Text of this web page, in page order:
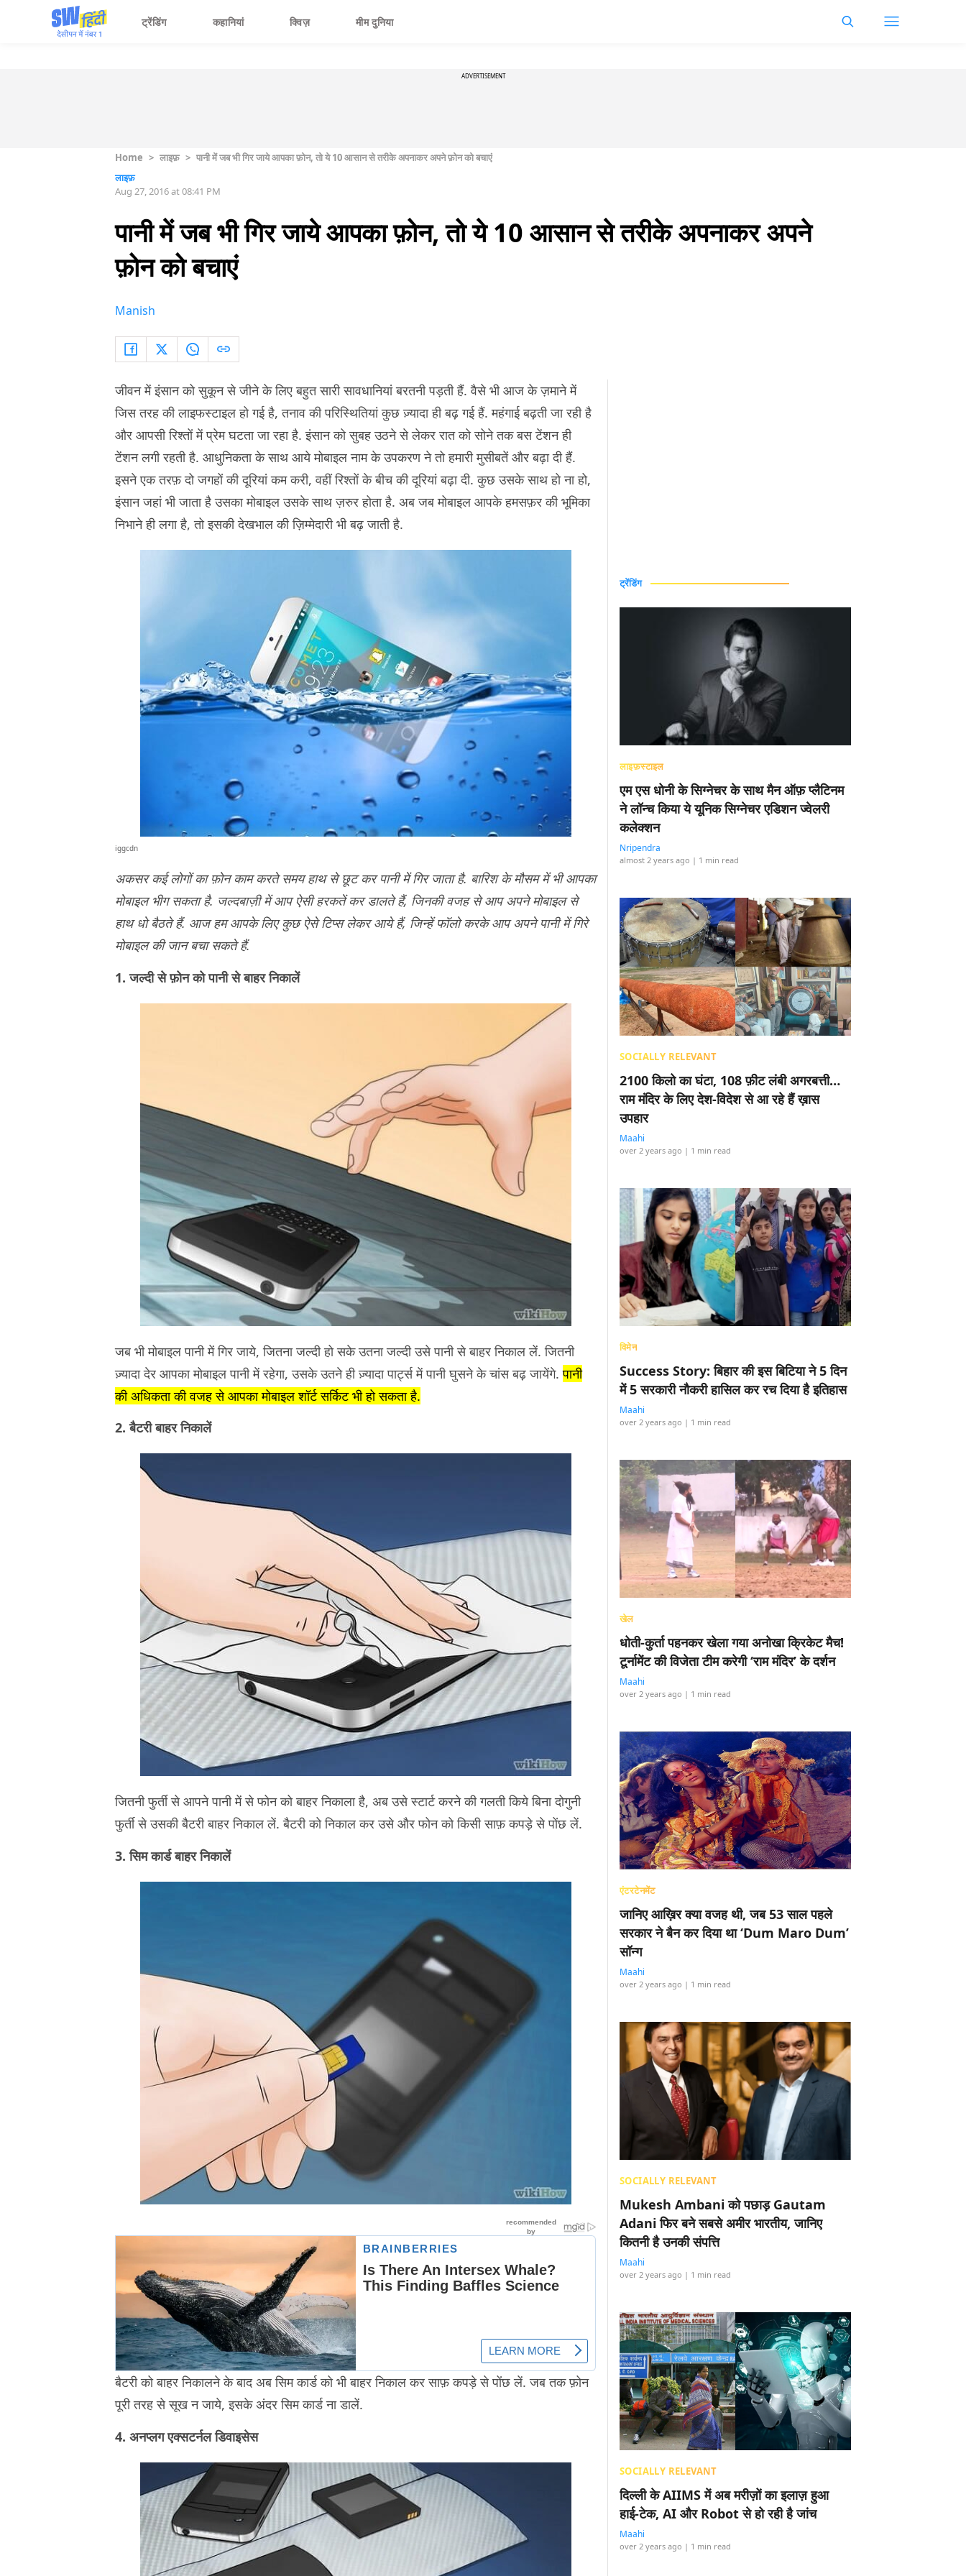
ट्रेंडिंग कहानियां क्विज़ मीम दुनिया
ADVERTISEMENT
Home > लाइफ़ > पानी में जब भी गिर जाये आपका फ़ोन, तो ये 10 आसान से तरीके अपनाकर अपने फ़ोन को बचाएं
लाइफ़
Aug 27, 2016 at 08:41 PM
पानी में जब भी गिर जाये आपका फ़ोन, तो ये 10 आसान से तरीके अपनाकर अपने
फ़ोन को बचाएं
Manish
जीवन में इंसान को सुकून से जीने के लिए बहुत सारी सावधानियां बरतनी पड़ती हैं. वैसे भी आज के ज़माने में
जिस तरह की लाइफस्टाइल हो गई है, तनाव की परिस्थितियां कुछ ज़्यादा ही बढ़ गई हैं. महंगाई बढ़ती जा रही है
और आपसी रिश्तों में प्रेम घटता जा रहा है. इंसान को सुबह उठने से लेकर रात को सोने तक बस टेंशन ही
टेंशन लगी रहती है. आधुनिकता के साथ आये मोबाइल नाम के उपकरण ने तो हमारी मुसीबतें और बढ़ा दी हैं.
इसने एक तरफ़ दो जगहों की दूरियां कम करी, वहीं रिश्तों के बीच की दूरियां बढ़ा दी. कुछ उसके साथ हो ना हो,
इंसान जहां भी जाता है उसका मोबाइल उसके साथ ज़रुर होता है. अब जब मोबाइल आपके हमसफ़र की भूमिका
निभाने ही लगा है, तो इसकी देखभाल की ज़िम्मेदारी भी बढ़ जाती है.
iggcdn
अकसर कई लोगों का फ़ोन काम करते समय हाथ से छूट कर पानी में गिर जाता है. बारिश के मौसम में भी आपका
मोबाइल भीग सकता है. जल्दबाज़ी में आप ऐसी हरकतें कर डालते हैं, जिनकी वजह से आप अपने मोबाइल से
हाथ धो बैठते हैं. आज हम आपके लिए कुछ ऐसे टिप्स लेकर आये हैं, जिन्हें फॉलो करके आप अपने पानी में गिरे
मोबाइल की जान बचा सकते हैं.
1. जल्दी से फ़ोन को पानी से बाहर निकालें
जब भी मोबाइल पानी में गिर जाये, जितना जल्दी हो सके उतना जल्दी उसे पानी से बाहर निकाल लें. जितनी
ज़्यादा देर आपका मोबाइल पानी में रहेगा, उसके उतने ही ज़्यादा पार्ट्स में पानी घुसने के चांस बढ़ जायेंगे.पानी
की अधिकता की वजह से आपका मोबाइल शॉर्ट सर्किट भी हो सकता है.
2. बैटरी बाहर निकालें
जितनी फुर्ती से आपने पानी में से फोन को बाहर निकाला है, अब उसे स्टार्ट करने की गलती किये बिना दोगुनी
फुर्ती से उसकी बैटरी बाहर निकाल लें. बैटरी को निकाल कर उसे और फोन को किसी साफ़ कपड़े से पोंछ लें.
3. सिम कार्ड बाहर निकालें
बैटरी को बाहर निकालने के बाद अब सिम कार्ड को भी बाहर निकाल कर साफ़ कपड़े से पोंछ लें. जब तक फ़ोन
पूरी तरह से सूख न जाये, इसके अंदर सिम कार्ड ना डालें.
4. अनप्लग एक्सटर्नल डिवाइसेस
ट्रेंडिंग
लाइफ़स्टाइल
एम एस धोनी के सिग्नेचर के साथ मैन ऑफ़ प्लैटिनम
ने लॉन्च किया ये यूनिक सिग्नेचर एडिशन ज्वेलरी
कलेक्शन
Nripendra
almost 2 years ago | 1 min read
SOCIALLY RELEVANT
2100 किलो का घंटा, 108 फ़ीट लंबी अगरबत्ती…
राम मंदिर के लिए देश-विदेश से आ रहे हैं ख़ास
उपहार
Maahi
over 2 years ago | 1 min read
विमेन
Success Story: बिहार की इस बिटिया ने 5 दिन
में 5 सरकारी नौकरी हासिल कर रच दिया है इतिहास
Maahi
over 2 years ago | 1 min read
खेल
धोती-कुर्ता पहनकर खेला गया अनोखा क्रिकेट मैच!
टूर्नामेंट की विजेता टीम करेगी ‘राम मंदिर’ के दर्शन
Maahi
over 2 years ago | 1 min read
एंटरटेनमेंट
जानिए आख़िर क्या वजह थी, जब 53 साल पहले
सरकार ने बैन कर दिया था ‘Dum Maro Dum’
सॉन्ग
Maahi
over 2 years ago | 1 min read
SOCIALLY RELEVANT
Mukesh Ambani को पछाड़ Gautam
Adani फिर बने सबसे अमीर भारतीय, जानिए
कितनी है उनकी संपत्ति
Maahi
over 2 years ago | 1 min read
SOCIALLY RELEVANT
दिल्ली के AIIMS में अब मरीज़ों का इलाज़ हुआ
हाई-टेक, AI और Robot से हो रही है जांच
Maahi
over 2 years ago | 1 min read